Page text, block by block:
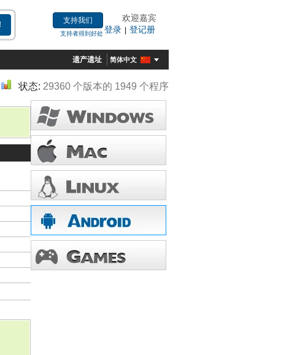
支持我们
支持者得到好处
欢迎嘉宾
登录 | 登记册
遗产遗址 简体中文
状态: 29360 个版本的 1949 个程序